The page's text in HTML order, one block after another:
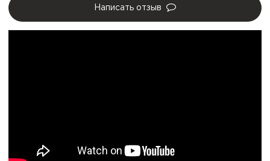
Написать отзыв